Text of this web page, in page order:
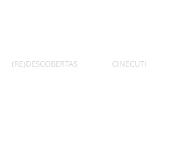
(RE)DESCOBERTAS CINECUTI